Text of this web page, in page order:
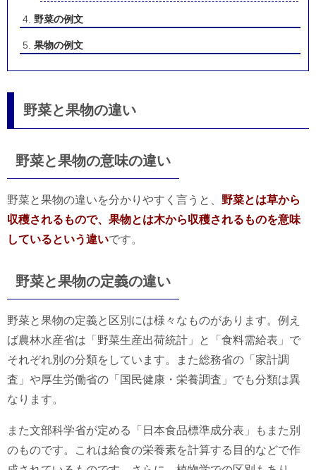
野菜の例文
果物の例文
野菜と果物の違い
野菜と果物の意味の違い
野菜と果物の違いを分かりやすく言うと、 野菜とは草から
収穫されるもので、果物とは木から収穫されるものを意味
しているという違いです。
野菜と果物の定義の違い
野菜と果物の定義と区別には様々なものがあります。例え
ば農林水産省は「野菜生産出荷統計」と「食料需給表」で
それぞれ別の分類をしています。また総務省の「家計調
査」や厚生労働省の「国民健康・栄養調査」でも分類は異
なります。
また文部科学省が定める「日本食品標準成分表」もまた別
のものです。これは給食の栄養素を計算する目的などで作